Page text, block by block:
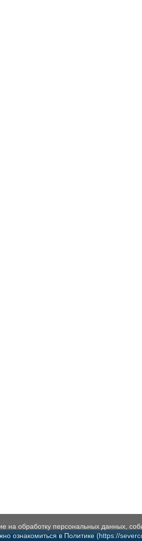
на обработку персональных данных,
ознакомиться в Политике (https://